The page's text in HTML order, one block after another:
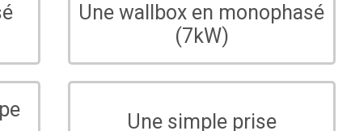
Une wallbox en monophasé
(7kW)
Une simple prise